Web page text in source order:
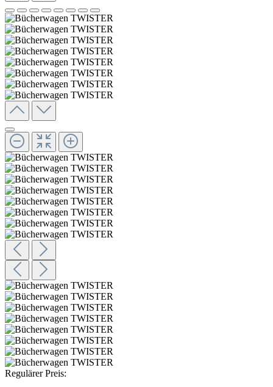
Regulärer Preis: